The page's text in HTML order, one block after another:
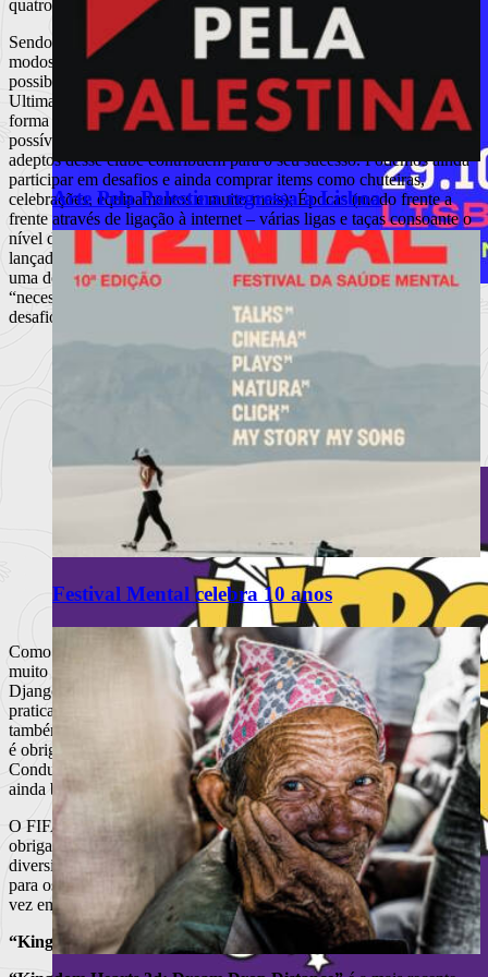
Arte Pela Palestina regressa a Lisboa
Festival Mental celebra 10 anos
MEO Commedia A La Carte Fest
reforça cartaz com novos espetáculos
Porchat, Mourão, Vicente e Miranda, The Umbilical Brothers,
quatro avançados para se marcar golos.
Sendo um jogo anual a EA tem acrescentado todos os anos novos
modos de jogo. Assim, quem compra o FIFA 13 tem muitas
possibilidades. Modo de carreira (jogador ou treinador); FIFA
Ultimate Team (onde vamos comprando pacotes de jogadores de
forma a adquirir a derradeira equipa); EA Sports Football Club (é
possível verificar a prestação do nosso clube, sendo que todos os
adeptos desse clube contribuem para o seu sucesso. Podemos ainda
participar em desafios e ainda comprar items como chuteiras,
celebrações, equipamentos e muito mais); Épocas (modo frente a
frente através de ligação à internet – várias ligas e taças consoante o
nível de cada um). Existem também desafios que vão sendo
lançados, relacionados com factos “reais” (por exemplo recuperar de
uma desvantagem de 2 golos em 10 minutos), criando uma
“necessidade” de ligar a consola todos os dias para completar os
desafios.
Como já é hábito, o jogo vem acompanhado de uma banda sonora
muito interessante – 50 faixas de artistas como Kasabian, Bloc Party,
Django Django. Infelizmente, os comentários continuam
praticamente iguais à versão anterior e é pena que os cânticos
também não tenham sido actualizados. Depois de dois ou três jogos
é obrigatório desligar os comentários porque ouvir o Hélder
Conduto dizer constantemente que “vai ser golo” quando se está
ainda bastante longe da baliza cansa.
O FIFA 13 bateu todos os recordes de vendas da série e é um jogo
obrigatório para os amantes do desporto rei. Tem uma enorme
diversidade de modos que deliciam os mais viciados e é o jogo ideal
para os jogadores mais causais que gostam de fazer um desafio de
vez em quando.
“Kingdom Hearts 3D” – 3DS